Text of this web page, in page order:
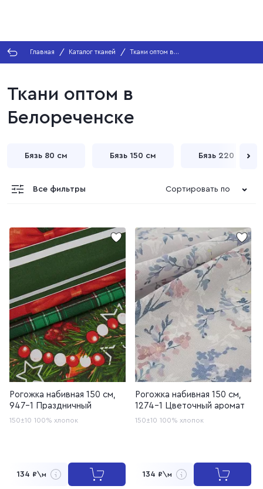
Главная Каталог тканей
Ткани оптом в
Белореченске
Ткани оптом в
Белореченске
Бязь 80 см Бязь 150 см Бязь 220 см
Все фильтры Сортировать по
Рогожка набивная 150 см,
947-1 Праздничный
150±10 100% хлопок
134 ₽\м
Рогожка набивная 150 см,
1274-1 Цветочный аромат
150±10 100% хлопок
134 ₽\м